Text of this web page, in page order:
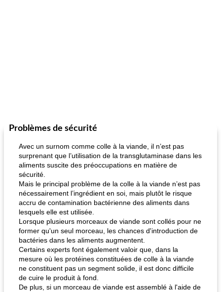
Problèmes de sécurité
Avec un surnom comme colle à la viande, il n’est pas
surprenant que l’utilisation de la transglutaminase dans les
aliments suscite des préoccupations en matière de
sécurité.
Mais le principal problème de la colle à la viande n’est pas
nécessairement l’ingrédient en soi, mais plutôt le risque
accru de contamination bactérienne des aliments dans
lesquels elle est utilisée.
Lorsque plusieurs morceaux de viande sont collés pour ne
former qu'un seul morceau, les chances d'introduction de
bactéries dans les aliments augmentent.
Certains experts font également valoir que, dans la
mesure où les protéines constituées de colle à la viande
ne constituent pas un segment solide, il est donc difficile
de cuire le produit à fond.
De plus, si un morceau de viande est assemblé à l'aide de